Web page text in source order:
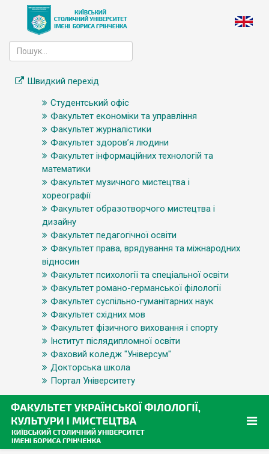
Швидкий перехід
Студентський офіс
Факультет економіки та управління
Факультет журналістики
Факультет здоров’я людини
Факультет інформаційних технологій та
математики
Факультет музичного мистецтва і
хореографії
Факультет образотворчого мистецтва і
дизайну
Факультет педагогічної освіти
Факультет права, врядування та міжнародних
відносин
Факультет психології та спеціальної освіти
Факультет романо-германської філології
Факультет суспільно-гуманітарних наук
Факультет східних мов
Факультет фізичного виховання і спорту
Інститут післядипломної освіти
Фаховий коледж "Універсум"
Докторська школа
Портал Університету